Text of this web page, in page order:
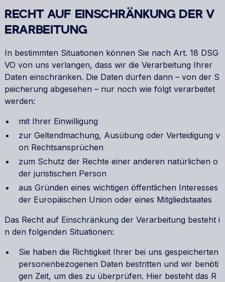
RECHT AUF EINSCHRÄNKUNG DER V
ERARBEITUNG
In bestimmten Situationen können Sie nach Art. 18 DSG
VO von uns verlangen, dass wir die Verarbeitung Ihrer
Daten einschränken. Die Daten dürfen dann – von der S
peicherung abgesehen – nur noch wie folgt verarbeitet
werden:
mit Ihrer Einwilligung
zur Geltendmachung, Ausübung oder Verteidigung v
on Rechtsansprüchen
zum Schutz der Rechte einer anderen natürlichen o
der juristischen Person
aus Gründen eines wichtigen öffentlichen Interesses
der Europäischen Union oder eines Mitgliedstaates
Das Recht auf Einschränkung der Verarbeitung besteht i
n den folgenden Situationen:
Sie haben die Richtigkeit Ihrer bei uns gespeicherten
personenbezogenen Daten bestritten und wir benöti
gen Zeit, um dies zu überprüfen. Hier besteht das R